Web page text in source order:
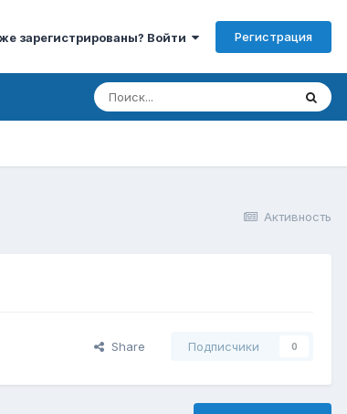
зарегистрированы? Войти Регистрация
Активность
Share Подписчики 0